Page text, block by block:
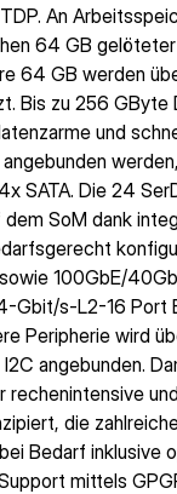
An
64 GB
64 GB werden
Bis zu 256 GByte
und
SATA. Die 24
dem SoM dank
100GbE/
Gbit/s-L2-16 Port
Peripherie wird
angebunden.
rechenintensive
die
Bedarf inklusive
mittels